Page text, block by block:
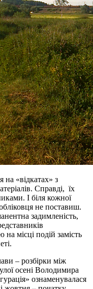
«відкатах» з
Справді, їх
І біля кожної
не поставиш.
задимленість,
на місці подій замість
– розбірки між
осені Володимира
ознаменувалася